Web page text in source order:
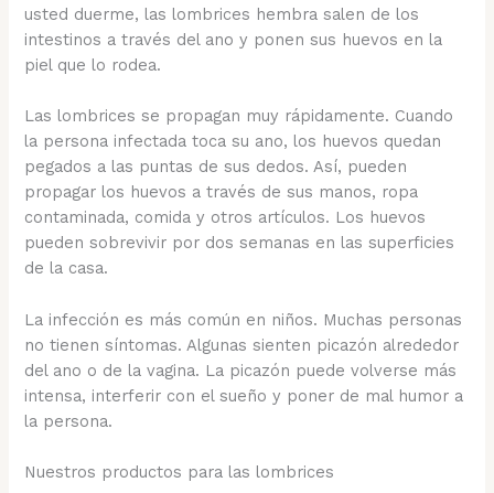
usted duerme, las lombrices hembra salen de los
intestinos a través del ano y ponen sus huevos en la
piel que lo rodea.
Las lombrices se propagan muy rápidamente. Cuando
la persona infectada toca su ano, los huevos quedan
pegados a las puntas de sus dedos. Así, pueden
propagar los huevos a través de sus manos, ropa
contaminada, comida y otros artículos. Los huevos
pueden sobrevivir por dos semanas en las superficies
de la casa.
La infección es más común en niños. Muchas personas
no tienen síntomas. Algunas sienten picazón alrededor
del ano o de la vagina. La picazón puede volverse más
intensa, interferir con el sueño y poner de mal humor a
la persona.
Nuestros productos para las lombrices